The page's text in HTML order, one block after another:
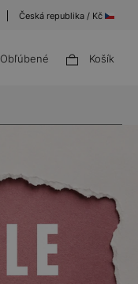
Česká republika / Kč
Obľúbené Košík